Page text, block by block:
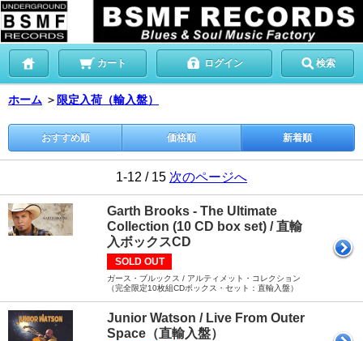
カート ログイン 検索
ホーム ＞ 限定入荷（輸入盤）
おすすめ順 価格順 新着順
1-12 / 15 次のページへ
Garth Brooks - The Ultimate
Collection (10 CD box set) / 直輸
入ボックスCD
SOLD OUT
ガース・ブルックス / アルティメット・コレクション
（完全限定10枚組CDボックス・セット：直輸入盤）
Junior Watson / Live From Outer
Space（直輸入盤）